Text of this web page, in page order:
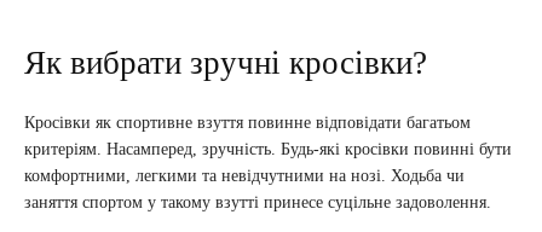
Як вибрати зручні кросівки?
Кросівки як спортивне взуття повинне відповідати багатьом
критеріям. Насамперед, зручність. Будь-які кросівки повинні бути
комфортними, легкими та невідчутними на нозі. Ходьба чи
заняття спортом у такому взутті принесе суцільне задоволення.